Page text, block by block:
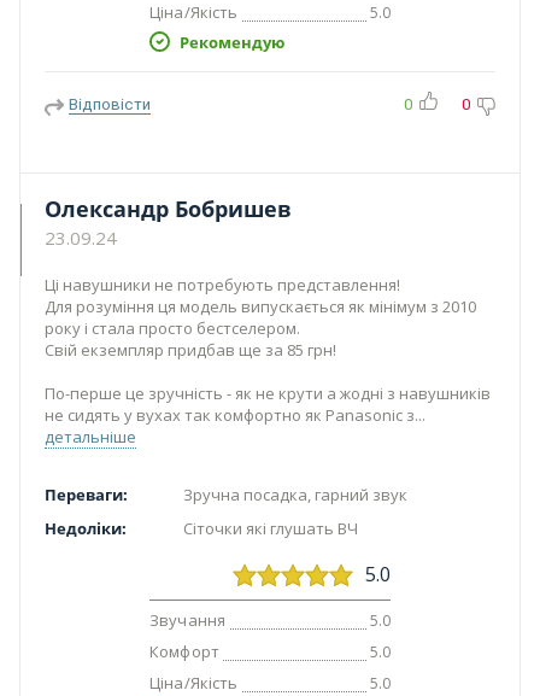
Ціна/Якість 5.0
Рекомендую
Відповісти 0 0
Олександр Бобришев
23.09.24
Ці навушники не потребують представлення!
Для розуміння ця модель випускається як мінімум з 2010
року і стала просто бестселером.
Свій екземпляр придбав ще за 85 грн!
По-перше це зручність - як не крути а жодні з навушників
не сидять у вухах так комфортно як Panasonic з
детальніше
Переваги:
Зручна посадка, гарний звук
Недоліки:
Сіточки які глушать ВЧ
5.0
Звучання 5.0
Комфорт 5.0
Ціна/Якість 5.0